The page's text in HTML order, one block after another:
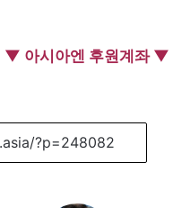
▼ 아시아엔 후원계좌 ▼